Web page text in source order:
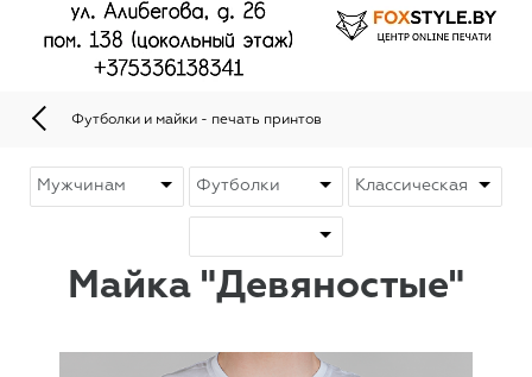
Футболки и майки - печать принтов
Майка "Девяностые"